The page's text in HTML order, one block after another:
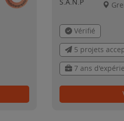
Vérifié
5 projets
7 ans